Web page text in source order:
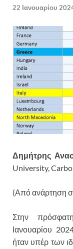
22 Ιανουαρίου
Δημήτρης
University,
(Από ανάρτηση
Στην
Ιανουαρίου
ήταν υπέρ των